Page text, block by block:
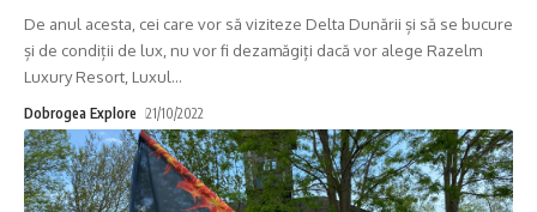
De anul acesta, cei care vor să viziteze Delta Dunării și să se bucure
și de condiții de lux, nu vor fi dezamăgiți dacă vor alege Razelm
Luxury Resort, Luxul…
Dobrogea Explore 21/10/2022